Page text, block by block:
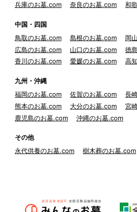
兵庫のお墓.com
奈良のお墓.com 和
中国・四国
鳥取のお墓.com
島根のお墓.com
岡
広島のお墓.com
山口のお墓.com
徳
香川のお墓.com
愛媛のお墓.com 高
九州・沖縄
福岡のお墓.com
佐賀のお墓.com
長
熊本のお墓.com
大分のお墓.com
宮
鹿児島のお墓.com
沖縄のお墓.com
その他
永代供養のお墓.com
樹木葬のお墓.com